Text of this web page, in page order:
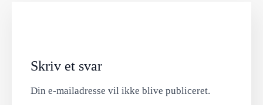
Skriv et svar
Din e-mailadresse vil ikke blive publiceret.